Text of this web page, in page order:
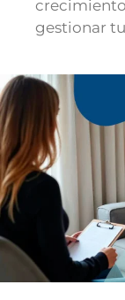
gestionar